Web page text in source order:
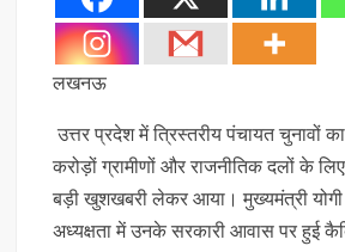
लखनऊ
उत्तर प्रदेश में त्रिस्तरीय पंचायत चुनावों
करोड़ों ग्रामीणों और राजनीतिक दलों के
बड़ी खुशखबरी लेकर आया। मुख्यमंत्री
अध्यक्षता में उनके सरकारी आवास पर हुई